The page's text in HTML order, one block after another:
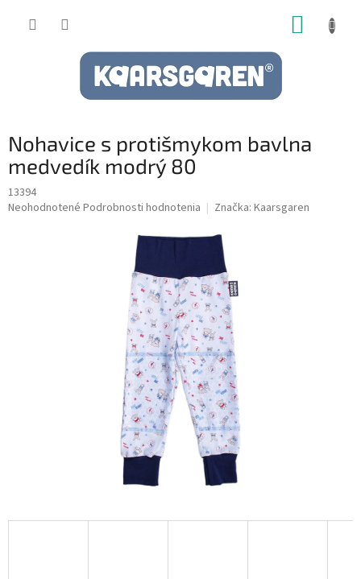
Nohavice s protišmykom bavlna
medvedík modrý 80
13394
Priemerné
Neohodnotené Podrobnosti hodnotenia Značka: Kaarsgaren